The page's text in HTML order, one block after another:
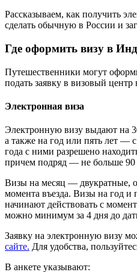
Рассказываем, как получить
сделать обычную в России и
Где оформить визу в
Путешественники могут
подать заявку в визовый
Электронная виза
Электронную визу выдают на
а также на год или пять лет —
года с ними разрешено
причем подряд — не больше 90
Визы на месяц — двукратные,
момента въезда. Визы на год и
начинают действовать с
можно минимум за 4 дня до
Заявку на электронную визу
сайте. Для удобства,
В анкете указывают: